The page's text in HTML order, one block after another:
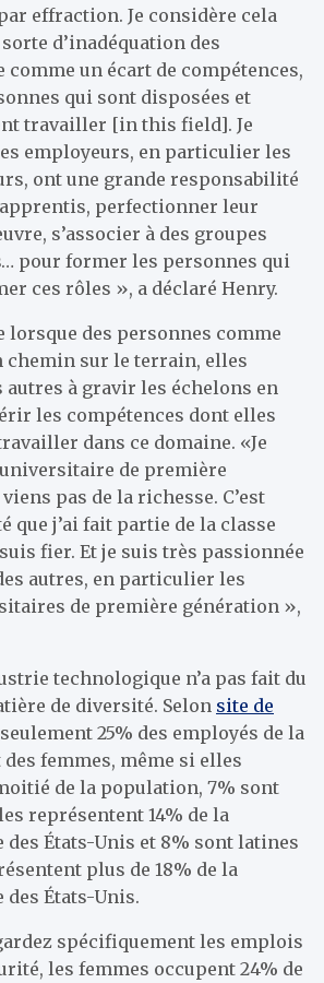
effraction. Je considère cela
d’inadéquation des
comme un écart de compétences,
qui sont disposées et
travailler [in this field]. Je
employeurs, en particulier les
ont une grande responsabilité
perfectionner leur
s’associer à des groupes
pour former les personnes qui
ces rôles », a déclaré Henry.
lorsque des personnes comme
chemin sur le terrain, elles
autres à gravir les échelons en
les compétences dont elles
dans ce domaine. «Je
de première
pas de la richesse. C’est
que j’ai fait partie de la classe
fier. Et je suis très passionnée
autres, en particulier les
de première génération »,
technologique n’a pas fait du
de diversité. Selon site de
seulement 25% des employés de la
femmes, même si elles
de la population, 7% sont
représentent 14% de la
États-Unis et 8% sont latines
plus de 18% de la
États-Unis.
spécifiquement les emplois
les femmes occupent 24% de